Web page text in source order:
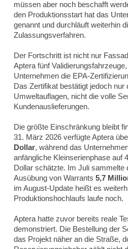
müssen aber noch beschafft
den Produktionsstart hat das
genannt und durchläuft weiterhin
Zulassungsverfahren.
Der Fortschritt ist nicht nur
Aptera fünf
Unternehmen die EPA-
Das Zertifikat bestätigt jedoch nur
Umweltauflagen, nicht die volle
Kundenauslieferungen.
Die größte Einschränkung bleibt
31. März 2026 verfügte Aptera
Dollar, während das
anfängliche Kleinserienphase auf
Dollar schätzte. Im Juli sammelte
Ausübung von Warrants 5,7
im August-Update heißt es
Produktionshochlaufs laufe noch.
Aptera hatte zuvor bereits reale
demonstriert. Die Bestellung der
das Projekt näher an die Straße,